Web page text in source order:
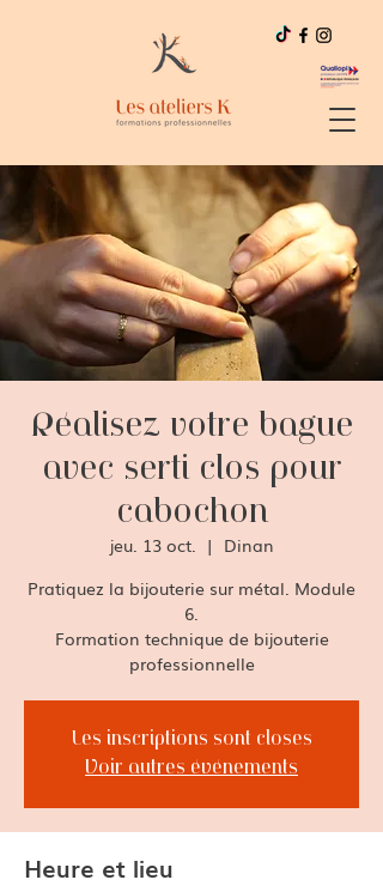
Réalisez votre bague
avec serti clos pour
cabochon
jeu. 13 oct.
  |
Dinan
Pratiquez la bijouterie sur métal. Module
6.
Formation technique de bijouterie
professionnelle
Les inscriptions sont closes
Voir autres événements
Heure et lieu